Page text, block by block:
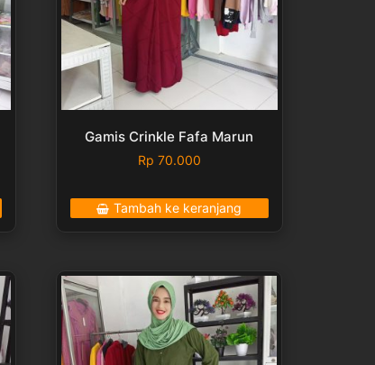
Gamis Crinkle Fafa Marun
Rp 70.000
Tambah ke keranjang